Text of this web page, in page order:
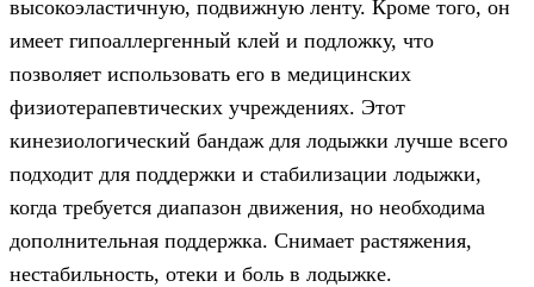
высокоэластичную, подвижную ленту. Кроме того, он
имеет гипоаллергенный клей и подложку, что
позволяет использовать его в медицинских
физиотерапевтических учреждениях. Этот
кинезиологический бандаж для лодыжки лучше всего
подходит для поддержки и стабилизации лодыжки,
когда требуется диапазон движения, но необходима
дополнительная поддержка. Снимает растяжения,
нестабильность, отеки и боль в лодыжке.